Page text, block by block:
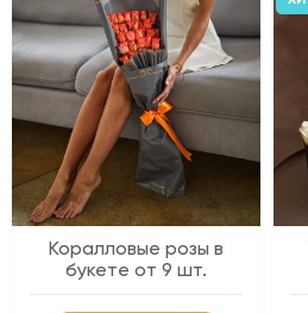
Коралловые розы в
букете от 9 шт.